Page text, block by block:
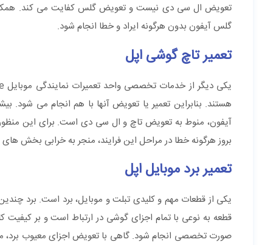
تعویض ال سی دی نیست و تعویض گلس کفایت می کند. همکاران
گلس آیفون بدون هرگونه ایراد و خطا انجام شود.
تعمیر تاچ گوشی اپل
هستند. بنابراین تعمیر یا تعویض آنها با هم انجام می شود.
آیفون، منوط به تعویض تاچ و ال سی دی است. برای این منظور،
بروز هرگونه خطا در مراحل این فرایند، منجر به خرابی بخش
تعمیر برد موبایل اپل
یکی از قطعات مهم و کلیدی تبلت و موبایل، برد است. برد
قطعه به نوعی با تمام اجزای گوشی در ارتباط است و بر کیفیت
صورت تخصصی انجام شود. گاهی با تعویض اجزای معیوب برد،